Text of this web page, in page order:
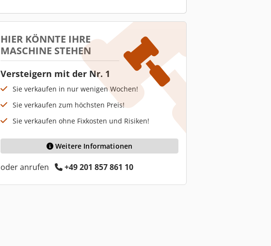
HIER KÖNNTE IHRE
MASCHINE STEHEN
Versteigern mit der Nr. 1
Sie verkaufen in nur wenigen Wochen!
Sie verkaufen zum höchsten Preis!
Sie verkaufen ohne Fixkosten und Risiken!
Weitere Informationen
oder anrufen +49 201 857 861 10